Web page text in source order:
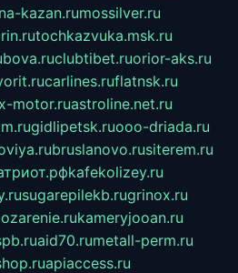
kazan.rumossilver.ru
tochkazvuka.msk.ru
clubtibet.ruorior-aks.ru
carlines.ruflatnsk.ru
motor.ruastroline.net.ru
gidlipetsk.ruooo-driada.ru
bruslanovo.rusiterem.ru
kafekolizey.ru
sugarepilekb.rugrinox.ru
kameryjooan.ru
aid70.rumetall-perm.ru
apiaccess.ru